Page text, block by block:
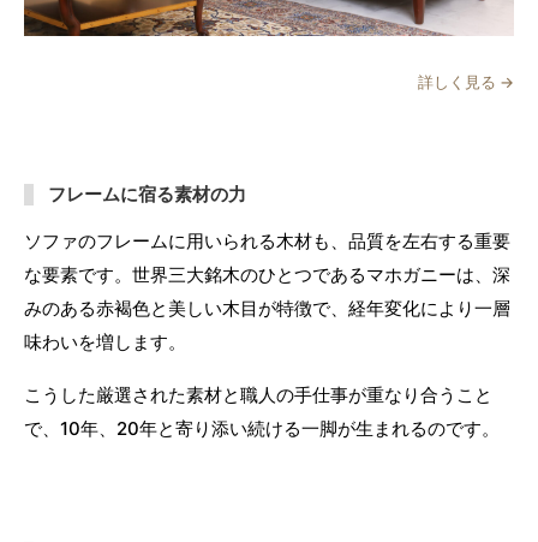
詳しく見る →
フレームに宿る素材の力
ソファのフレームに用いられる木材も、品質を左右する重要
な要素です。世界三大銘木のひとつであるマホガニーは、深
みのある赤褐色と美しい木目が特徴で、経年変化により一層
味わいを増します。
こうした厳選された素材と職人の手仕事が重なり合うこと
で、10年、20年と寄り添い続ける一脚が生まれるのです。